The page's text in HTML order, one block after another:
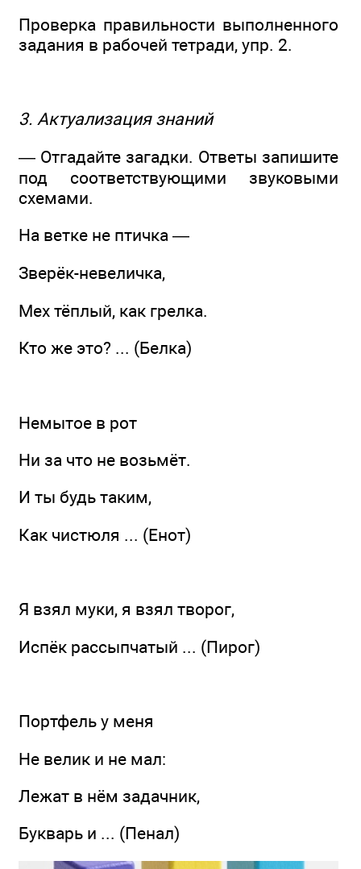
Проверка правильности выполненного
задания в рабочей тетради, упр. 2.
3. Актуализация знаний
— Отгадайте загадки. Ответы запишите
под соответствующими звуковыми
схемами.
На ветке не птичка —
Зверёк-невеличка,
Мех тёплый, как грелка.
Кто же это? ... (Белка)
Немытое в рот
Ни за что не возьмёт.
И ты будь таким,
Как чистюля ... (Енот)
Я взял муки, я взял творог,
Испёк рассыпчатый ... (Пирог)
Портфель у меня
Не велик и не мал:
Лежат в нём задачник,
Букварь и ... (Пенал)